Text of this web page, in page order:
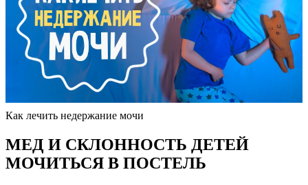
Как лечить недержание мочи
МЕД И СКЛОHHОСТЬ ДЕТЕЙ
МОЧИТЬСЯ В ПОСТЕЛЬ